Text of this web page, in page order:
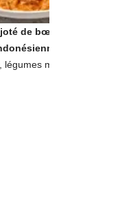
de bœuf au lait de
légumes marinés et